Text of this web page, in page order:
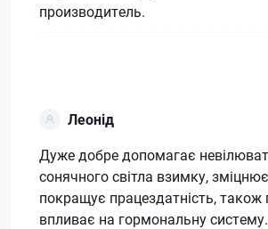
производитель.
Леонід
Дуже добре допомагає
сонячного світла взимку,
покращує працездатність, також
впливає на гормональну систему.